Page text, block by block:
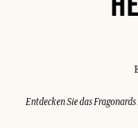
Entdecken Sie das